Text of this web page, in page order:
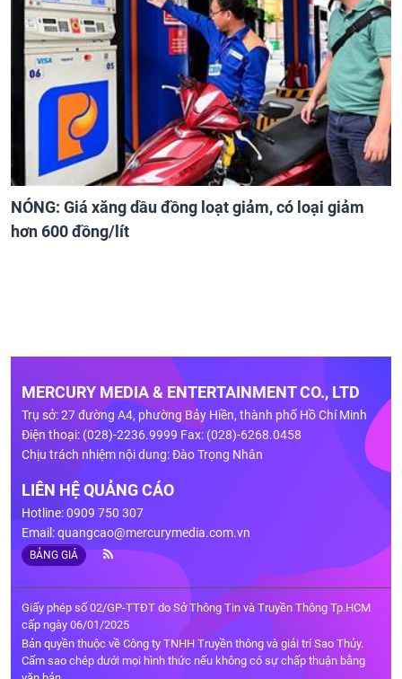
NÓNG: Giá xăng dầu đồng loạt giảm, có loại giảm
hơn 600 đồng/lít
MERCURY MEDIA & ENTERTAINMENT CO., LTD
Trụ sở: 27 đường A4, phường Bảy Hiền, thành phố Hồ Chí Minh
Điện thoại: (028)-2236.9999 Fax: (028)-6268.0458
Chịu trách nhiệm nội dung: Đào Trọng Nhân
LIÊN HỆ QUẢNG CÁO
Hotline: 0909 750 307
Email:quangcao@mercurymedia.com.vn
BẢNG GIÁ
Giấy phép số 02/GP-TTĐT do Sở Thông Tin và Truyền Thông Tp.HCM
cấp ngày 06/01/2025
Bản quyền thuộc về Công ty TNHH Truyền thông và giải trí Sao Thủy.
Cấm sao chép dưới mọi hình thức nếu không có sự chấp thuận bằng